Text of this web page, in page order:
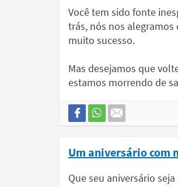
Você tem sido fonte
trás, nós nos
muito sucesso.
Mas desejamos que
estamos morrendo de
Um aniversário com
Que seu aniversário